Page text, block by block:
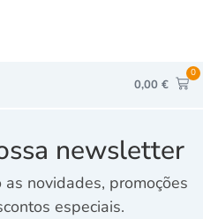
0,00 €
0
newsletter
novidades, promoções
especiais.